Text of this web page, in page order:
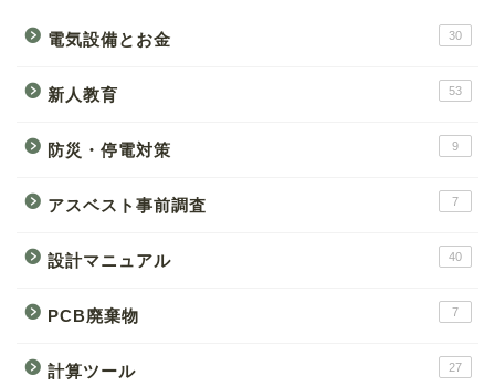
電気設備とお金 30
新人教育 53
防災・停電対策 9
アスベスト事前調査 7
設計マニュアル 40
PCB廃棄物 7
計算ツール 27